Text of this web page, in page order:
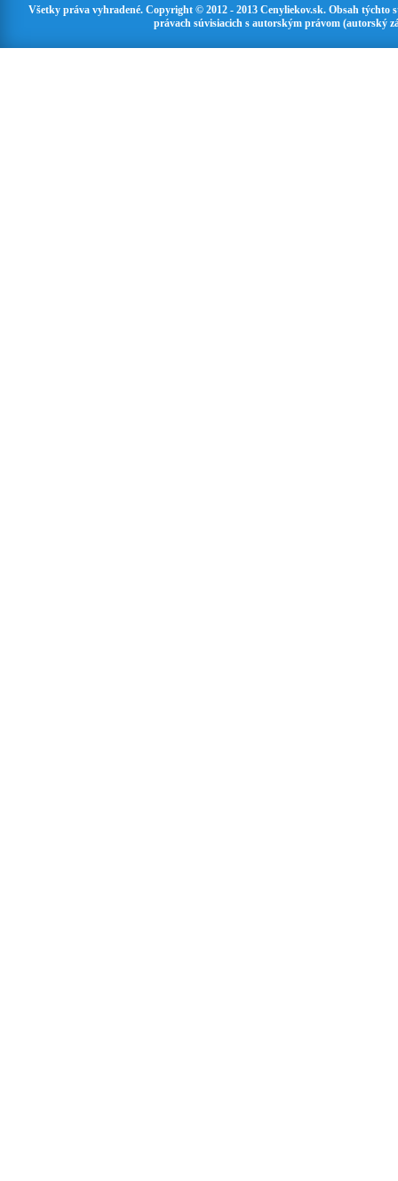
Všetky práva vyhradené. Copyright © 2012 - 2013 Cenyliekov.sk. Obsah
právach súvisiacich s autorským právom (autorský